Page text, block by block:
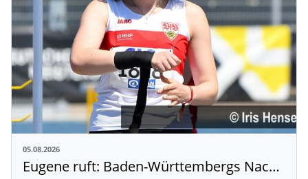
05.08.2026
Eugene ruft: Baden-Württembergs Nachwuchs greift nach der Weltspitze